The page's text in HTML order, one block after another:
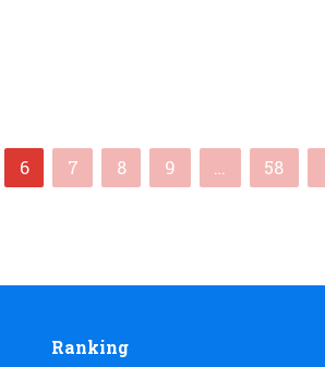
6(current)
7 8 9 58
Ranking